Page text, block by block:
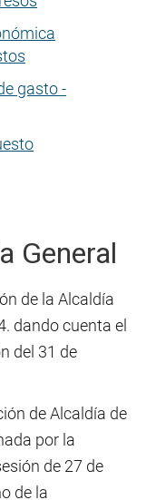
gasto -
General
de la Alcaldía
dando cuenta el
del 31 de
de Alcaldía de
por la
de 27 de
de la